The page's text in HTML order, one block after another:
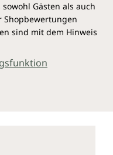
Gästen als auch
Shopbewertungen
sind mit dem Hinweis